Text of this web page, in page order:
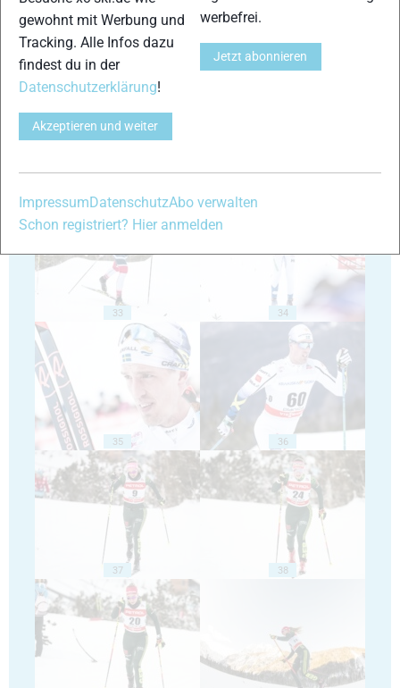
30
33 34
35 36
37 38
gewohnt mit Werbung und
Tracking. Alle Infos dazu
findest du in der
Datenschutzerklärung!
Akzeptieren und weiter
werbefrei.
Jetzt abonnieren
ImpressumDatenschutzAbo verwalten
Schon registriert? Hier anmelden